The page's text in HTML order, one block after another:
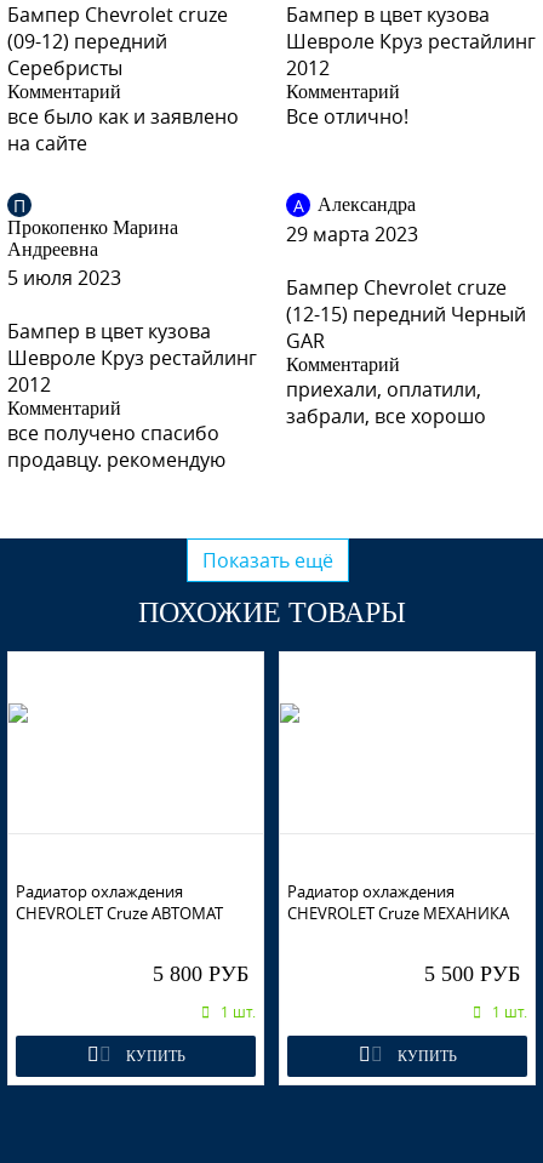
GEU, 22A - Waterworld
GEU, 22A - Waterworld
GEU, 22A - Waterworld
GEU, 22A - Waterworld
GWE, 41E - Noblesse
GAL, 177 - Technical Grey
Бампер Chevrolet cruze
(09-12) передний
Серебристы
Комментарий
все было как и заявлено
на сайте
Бампер в цвет кузова
Шевроле Круз рестайлинг
2012
Комментарий
Все отлично!
П
Прокопенко Марина
Андреевна
5 июля 2023
Бампер в цвет кузова
Шевроле Круз рестайлинг
2012
Комментарий
все получено спасибо
продавцу. рекомендую
А Александра
29 марта 2023
Бампер Chevrolet cruze
(12-15) передний Черный
GAR
Комментарий
приехали, оплатили,
забрали, все хорошо
Показать ещё
ПОХОЖИЕ ТОВАРЫ
Радиатор охлаждения
CHEVROLET Cruze АВТОМАТ
5 800 РУБ
1 шт.
КУПИТЬ
Радиатор охлаждения
CHEVROLET Cruze МЕХАНИКА
5 500 РУБ
1 шт.
КУПИТЬ